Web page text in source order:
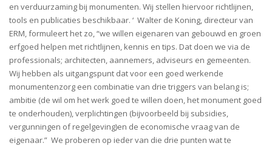
en verduurzaming bij monumenten. Wij stellen hiervoor richtlijnen,
tools en publicaties beschikbaar. ‘ Walter de Koning, directeur van
ERM, formuleert het zo, “we willen eigenaren van gebouwd en groen
erfgoed helpen met richtlijnen, kennis en tips. Dat doen we via de
professionals; architecten, aannemers, adviseurs en gemeenten.
Wij hebben als uitgangspunt dat voor een goed werkende
monumentenzorg een combinatie van drie triggers van belang is;
ambitie (de wil om het werk goed te willen doen, het monument goed
te onderhouden), verplichtingen (bijvoorbeeld bij subsidies,
vergunningen of regelgeving)en de economische vraag van de
eigenaar.” We proberen op ieder van die drie punten wat te